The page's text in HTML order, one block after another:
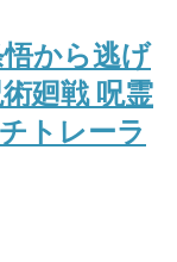
から逃げ
廻戦 呪霊
トレーラ